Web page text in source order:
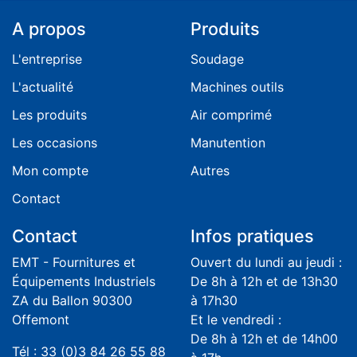
A propos
L'entreprise
L'actualité
Les produits
Les occasions
Mon compte
Contact
Produits
Soudage
Machines outils
Air comprimé
Manutention
Autres
Contact
EMT - Fournitures et
Équipements Industriels
ZA du Ballon 90300
Offemont
Tél : 33 (0)3 84 26 55 88
Infos pratiques
Ouvert du lundi au jeudi :
De 8h à 12h et de 13h30
à 17h30
Et le vendredi :
De 8h à 12h et de 14h00